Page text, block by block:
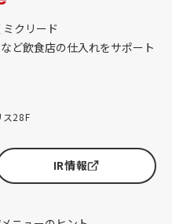
クリード
ど飲食店の仕入れをサポート
ス28F
IR情報